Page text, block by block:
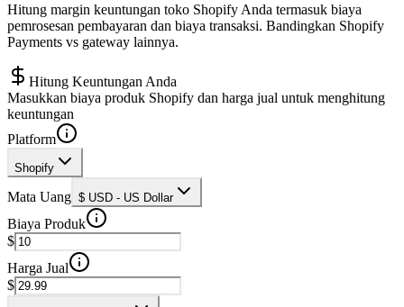
Hitung margin keuntungan toko Shopify Anda termasuk biaya
pemrosesan pembayaran dan biaya transaksi. Bandingkan Shopify
Payments vs gateway lainnya.
Hitung Keuntungan Anda
Masukkan biaya produk Shopify dan harga jual untuk menghitung
keuntungan
Platform
Shopify
Mata Uang $ USD - US Dollar
Biaya Produk
$
Harga Jual
$